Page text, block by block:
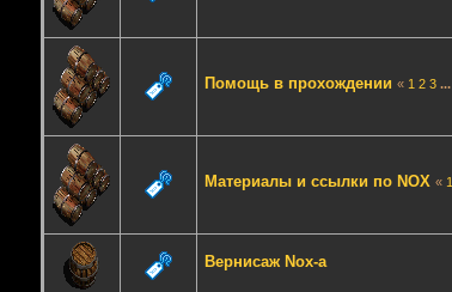
Помощь в прохождении « 1 2 3 ...
Материалы и ссылки по NOX « 1
Вернисаж Nox-а